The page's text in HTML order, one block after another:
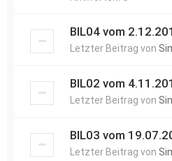
BIL04 vom
Letzter Beitrag von
BIL02 vom
Letzter Beitrag von
BIL03 vom
Letzter Beitrag von